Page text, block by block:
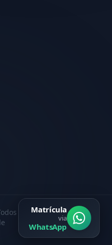
os direitos reservados.
|
Central de
Privacidade
Matrícula
via
WhatsApp